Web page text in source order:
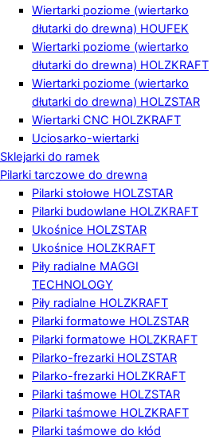
Wiertarki poziome (wiertarko
dłutarki do drewna) HOUFEK
Wiertarki poziome (wiertarko
dłutarki do drewna) HOLZKRAFT
Wiertarki poziome (wiertarko
dłutarki do drewna) HOLZSTAR
Wiertarki CNC HOLZKRAFT
Uciosarko-wiertarki
Sklejarki do ramek
Pilarki tarczowe do drewna
Pilarki stołowe HOLZSTAR
Pilarki budowlane HOLZKRAFT
Ukośnice HOLZSTAR
Ukośnice HOLZKRAFT
Piły radialne MAGGI
TECHNOLOGY
Piły radialne HOLZKRAFT
Pilarki formatowe HOLZSTAR
Pilarki formatowe HOLZKRAFT
Pilarko-frezarki HOLZSTAR
Pilarko-frezarki HOLZKRAFT
Pilarki taśmowe HOLZSTAR
Pilarki taśmowe HOLZKRAFT
Pilarki taśmowe do kłód